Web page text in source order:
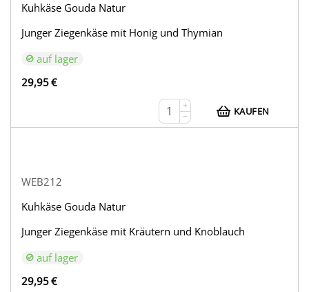
Kuhkäse Gouda Natur
Junger Ziegenkäse mit Honig und Thymian
auf lager
29,95€
+
−
KAUFEN
WEB212
Kuhkäse Gouda Natur
Junger Ziegenkäse mit Kräutern und Knoblauch
auf lager
29,95€